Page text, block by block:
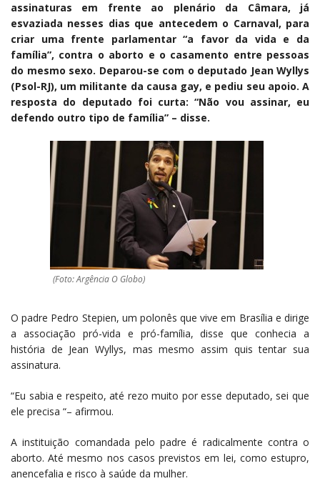
assinaturas em frente ao plenário da Câmara, já
esvaziada nesses dias que antecedem o Carnaval, para
criar uma frente parlamentar “a favor da vida e da
família”, contra o aborto e o casamento entre pessoas
do mesmo sexo. Deparou-se com o deputado Jean Wyllys
(Psol-RJ), um militante da causa gay, e pediu seu apoio. A
resposta do deputado foi curta: “Não vou assinar, eu
defendo outro tipo de família” – disse.
(Foto: Argência O Globo)
O padre Pedro Stepien, um polonês que vive em Brasília e dirige
a associação pró-vida e pró-família, disse que conhecia a
história de Jean Wyllys, mas mesmo assim quis tentar sua
assinatura.
“Eu sabia e respeito, até rezo muito por esse deputado, sei que
ele precisa “– afirmou.
A instituição comandada pelo padre é radicalmente contra o
aborto. Até mesmo nos casos previstos em lei, como estupro,
anencefalia e risco à saúde da mulher.